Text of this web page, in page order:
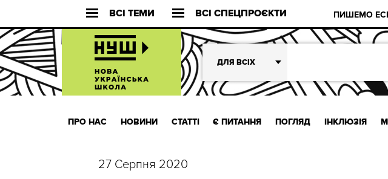
ВСІ ТЕМИ ВСІ СПЕЦПРОЄКТИ ПИШЕМО
ДЛЯ ВСІХ
ПРО НАС НОВИНИ СТАТТІ Є ПИТАННЯ ПОГЛЯД ІНКЛЮЗІЯ
27 Серпня 2020